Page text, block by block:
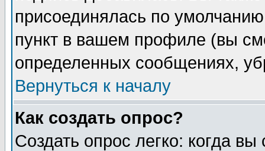
присоединялась по
пункт в вашем профиле (вы
определенных сообщениях,
Вернуться к началу
Как создать опрос?
Создать опрос легко: когда